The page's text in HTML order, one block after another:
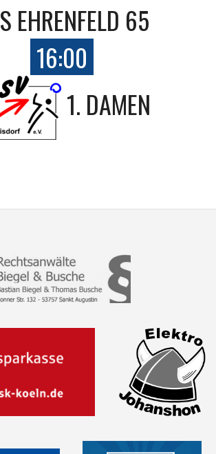
EHRENFELD 65
16:00
1. DAMEN